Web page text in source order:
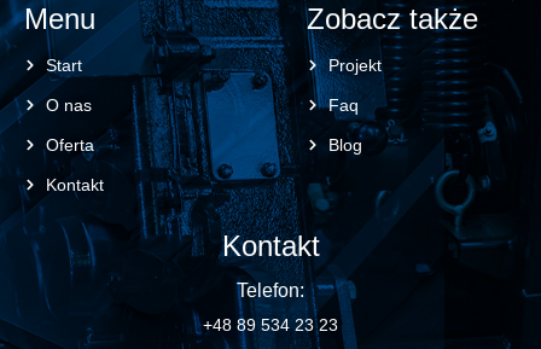
Menu
Start
O nas
Oferta
Kontakt
Zobacz także
Projekt
Faq
Blog
Kontakt
Telefon:
+48 89 534 23 23